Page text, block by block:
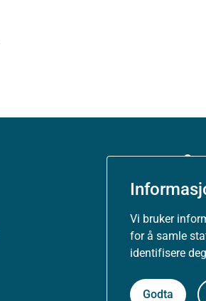
Vi bruker
for å samle
identifisere
Godta